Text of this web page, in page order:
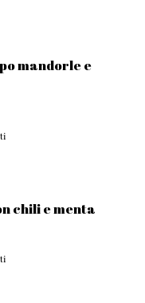
mandorle e
chili e menta